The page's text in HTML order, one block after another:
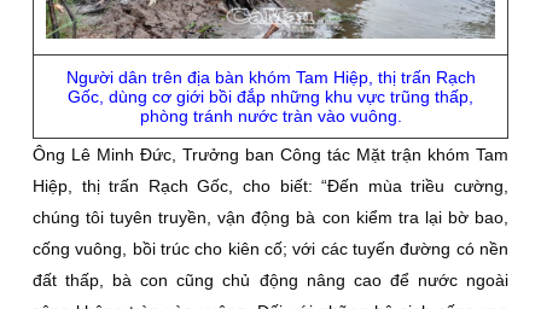
Người dân trên địa bàn khóm Tam Hiệp, thị trấn Rạch
Gốc, dùng cơ giới bồi đắp những khu vực trũng thấp,
phòng tránh nước tràn vào vuông.
Ông Lê Minh Ðức, Trưởng ban Công tác Mặt trận khóm Tam
Hiệp, thị trấn Rạch Gốc, cho biết: “Ðến mùa triều cường,
chúng tôi tuyên truyền, vận động bà con kiểm tra lại bờ bao,
cống vuông, bồi trúc cho kiên cố; với các tuyến đường có nền
đất thấp, bà con cũng chủ động nâng cao để nước ngoài